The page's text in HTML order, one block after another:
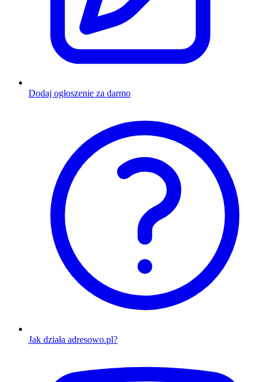
Dodaj ogłoszenie za darmo
Jak działa adresowo.pl?